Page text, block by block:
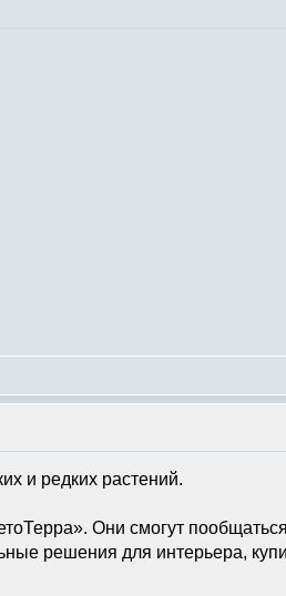
и редких растений.
Они смогут
решения для интерьера,